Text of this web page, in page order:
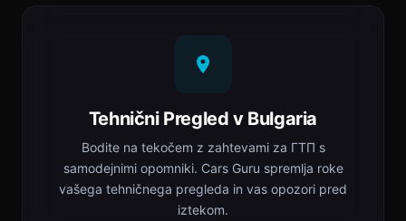
Tehnični Pregled v Bulgaria
Bodite na tekočem z zahtevami za ГТП s
samodejnimi opomniki. Cars Guru spremlja roke
vašega tehničnega pregleda in vas opozori pred
iztekom.